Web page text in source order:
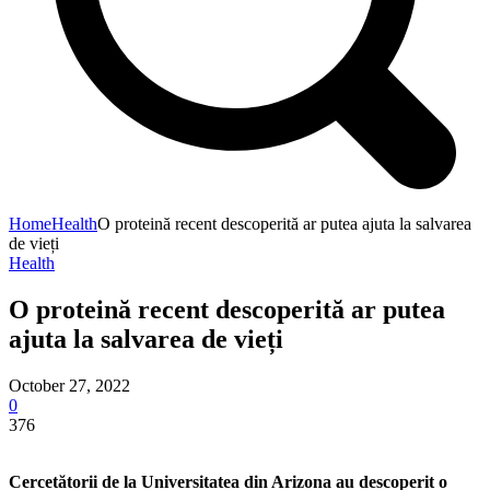
HomeHealthO proteină recent descoperită ar putea ajuta la salvarea
de vieți
Health
O proteină recent descoperită ar putea
ajuta la salvarea de vieți
October 27, 2022
0
376
Cercetătorii de la Universitatea din Arizona au descoperit o